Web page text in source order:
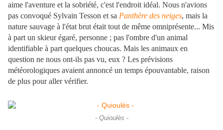
aime l'aventure et la sobriété, c'est l'endroit idéal. Nous n'avions
pas convoqué Sylvain Tesson et sa Panthère des neiges, mais la
nature sauvage à l'état brut était tout de même omniprésente... Mis
à part un skieur égaré, personne ; pas l'ombre d'un animal
identifiable à part quelques choucas. Mais les animaux en
question ne nous ont-ils pas vu, eux ? Les prévisions
météorologiques avaient annoncé un temps épouvantable, raison
de plus pour aller vérifier.
- Quioulès -